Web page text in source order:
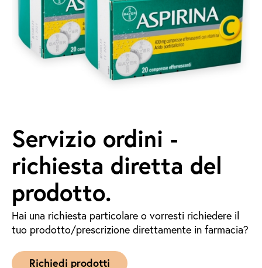
Servizio ordini -
richiesta diretta del
prodotto.
Hai una richiesta particolare o vorresti richiedere il
tuo prodotto/prescrizione direttamente in farmacia?
Richiedi prodotti